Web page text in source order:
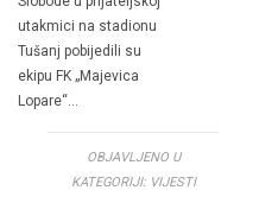
utakmici na stadionu
Tušanj pobijedili su
ekipu FK „Majevica
Lopare“…
OBJAVLJENO U
KATEGORIJI: VIJESTI